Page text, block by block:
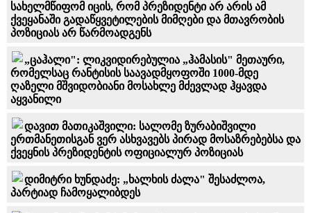
სახელმწიფომ იცის, რომ პრეზიდენტი არ არის ამ
ქვეყანაში გადაწყვეტილების მიმღები და მთავრობის
პოზიციას არ წარმოადგენს
„ცაჰალი": ლიკვიდირებულია „ჰამასის" მეთაური,
რომელსაც რანტისის საავადმყოფოში 1000-მდე
ღაზელი მშვიდობიანი მოსახლე მძევლად ჰყავდა
აყვანილი
დავით მათიკაშვილი: სალომე ზურაბიშვილი
ერთმანეთისგან ვერ ასხვავებს პირად მოსაზრებებსა და
ქვეყნის პრეზიდენტის ოფიციალურ პოზიციას
დიმიტრი ხუნდაძე: „ხალხის ძალა" შესაძლოა,
პარტიად ჩამოყალიბდეს